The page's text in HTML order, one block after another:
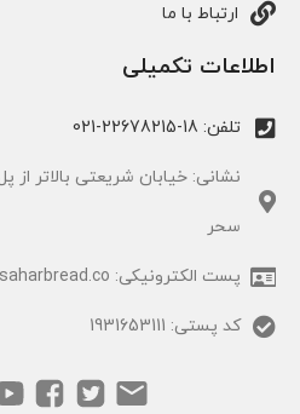
ارتباط با ما
اطلاعات تکمیلی
تلفن: 18-22678215-021
سحر
پست الکترونیکی: info@saharbread.co
کد پستی: 1931653111